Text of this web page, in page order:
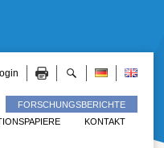
FORSCHUNGSBERICHTE
KONTAKT